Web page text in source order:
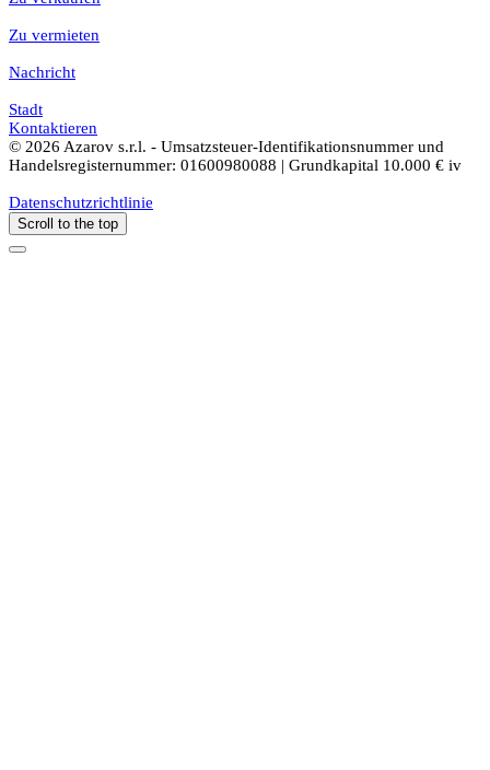
Zu vermieten
Nachricht
Stadt
Kontaktieren
© 2026 Azarov s.r.l. - Umsatzsteuer-Identifikationsnummer und
Handelsregisternummer: 01600980088 | Grundkapital 10.000 € iv
Datenschutzrichtlinie
Scroll to the top